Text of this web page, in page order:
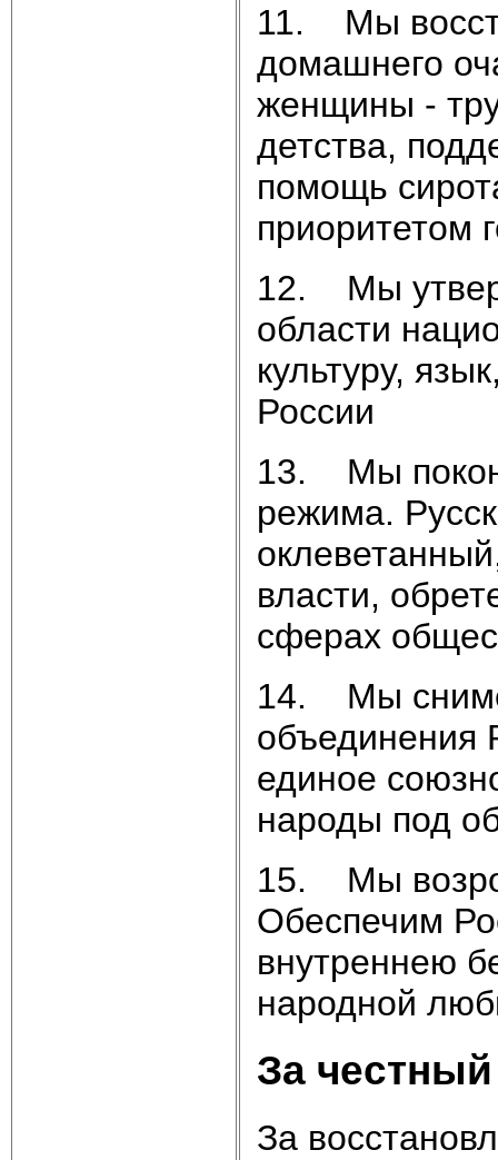
11. Мы
домашнего
женщины -
детства,
помощь
приоритетом
12. Мы
области
культуру,
России
13. Мы
режима.
власти,
сферах
14. Мы
объединения
единое
народы под
15. Мы
Обеспечим
внутреннею
народной
За честный
За